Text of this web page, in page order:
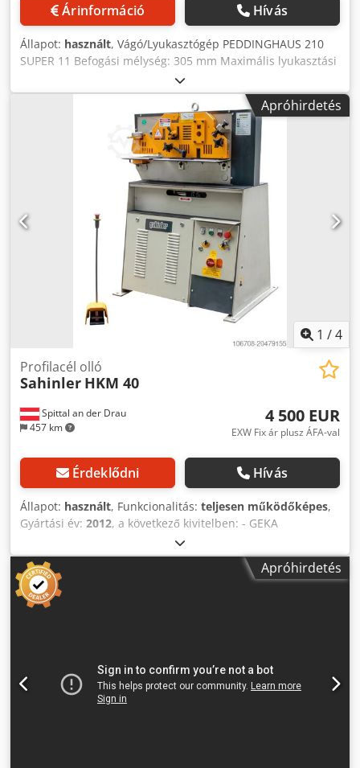
Árinformáció Hívás
Állapot: használt, Vágó/Lyukasztógép PEDDINGHAUS 210
SUPER 11 Befogási mélység: 305 mm Maximális lyukasztási
kapacitás: 40 t Teljesítmény: 3 kW Lyukasztási kapacitás: Ø
20 x 15 mm - Ø 90 x 5 mm (lásd táblázat) Vágási
kapacitások: (lásd táblázat) Dksdpfxszmwnpe Anxer Kör
vágás: Ø 34 mm Négyzet vágás: 30 x 30 mm Szögacél
vágási kapacitás: 100 x 10 mm 1 oldal vágás/lesarkítás - 1
oldal lyukasztás Néhány lyukasztószerszámmal szállítva
Feszültség: 380 V Méretek (H x Sz x M): 1400 x 1000 x 1800
Apróhirdetés
1 /4
Spittal an der Drau
457 km
Profilacél olló
Sahinler HKM 40
4 500 EUR
EXW Fix ár plusz ÁFA-val
Érdeklődni Hívás
Állapot: használt, Funkcionalitás: teljesen működőképes,
Gyártási év: 2012, a következő kivitelben: - GEKA
bélyegbefogó No. 8-31 és 8-40 gyorscserélő rendszerrel -
GEKA matricabefogó No. 8 és No. 5 - Rávezető asztal a
lyukasztóállomáson ütközőkkel - Rávezető asztal a
laposacél állomáson ütközőkkel Dksdpfx Ansxu Ugxexjr -
Átkapcsoló beállítási és üzemi módhoz - 1 lábpedál -
mm Ütésszám percenként (20 mm löketnél): 20 db Max.
lemezvastagság Ø: 20 x 15 mm Munkamagasság: 970 mm
Laposacél olló: vágási teljesítmény: 300 x 6 / 200 x 13 mm
Apróhirdetés